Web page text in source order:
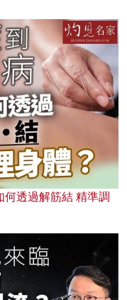
何透過解筋結 精準調